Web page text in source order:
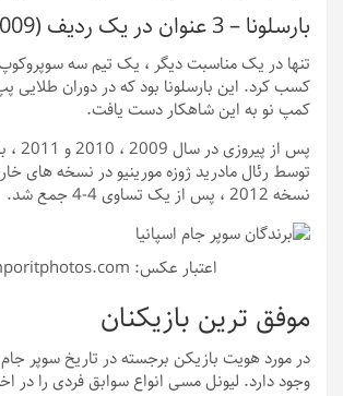
بارسلونا – 3 عنوان در یک ردیف (2009 تا 2011)
تنها در یک مناسبت دیگر ، یک تیم سه
کسب کرد. این بارسلونا بود که در دوران طلایی پپ
کمپ نو به این شاهکار دست یافت.
پس از
توسط رئال مادرید ژوزه مورینیو در نسخه های
نسخه 2012 ، پس از یک تساوی 4-4 جمع شد.
اعتبار عکس: emporitphotos.com
موفق ترین بازیکنان
در مورد هویت بازیکن برجسته در تاریخ سوپر
وجود دارد. لیونل مسی انواع سوابق فردی را در